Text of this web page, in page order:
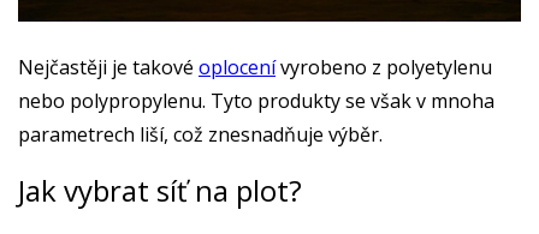
Nejčastěji je takové oplocenívyrobeno z polyetylenu
nebo polypropylenu. Tyto produkty se však v mnoha
parametrech liší, což znesnadňuje výběr.
Jak vybrat síť na plot?